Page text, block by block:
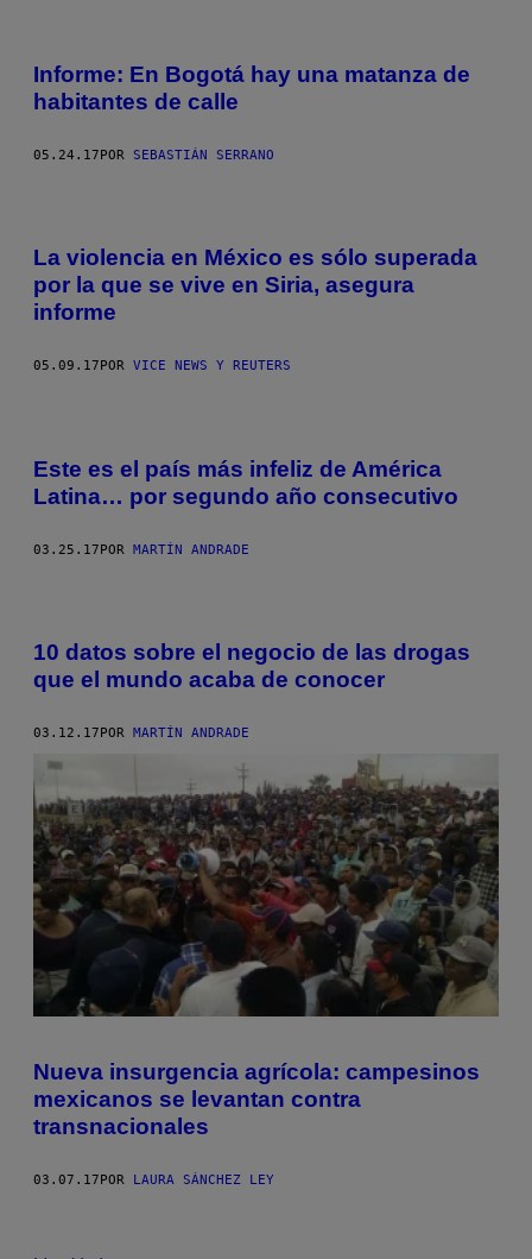
Informe: En Bogotá hay una matanza de
habitantes de calle
05.24.17POR SEBASTIÁN SERRANO
La violencia en México es sólo superada
por la que se vive en Siria, asegura
informe
05.09.17 POR VICE NEWS Y REUTERS
Este es el país más infeliz de América
Latina… por segundo año consecutivo
03.25.17POR MARTÍN ANDRADE
10 datos sobre el negocio de las drogas
que el mundo acaba de conocer
03.12.17 POR MARTÍN ANDRADE
Nueva insurgencia agrícola: campesinos
mexicanos se levantan contra
transnacionales
03.07.17POR LAURA SÁNCHEZ LEY